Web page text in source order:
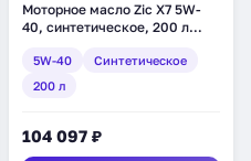
Моторное масло Zic X7 5W-
40, синтетическое, 200 л
5W-40
Синтетическое
200 л
104 097 ₽